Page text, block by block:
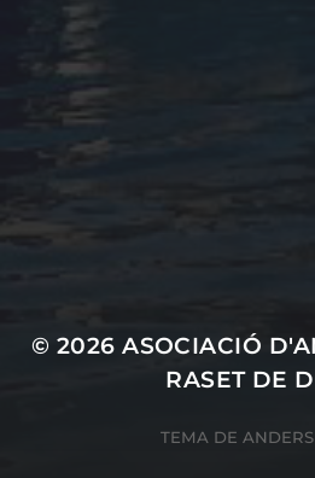
Legislación
Medio ambiente
Navegación
Pesca
© 2026ASOCIACIÓ
RASET DE
TEMA DE